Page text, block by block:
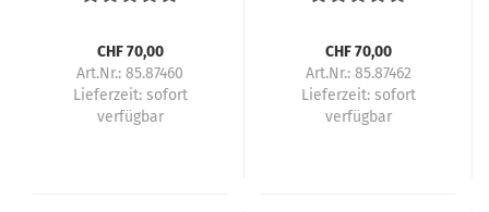
CHF 70,00
Art.Nr.: 85.87460
Lieferzeit: sofort
verfügbar
CHF 70,00
Art.Nr.: 85.87462
Lieferzeit: sofort
verfügbar